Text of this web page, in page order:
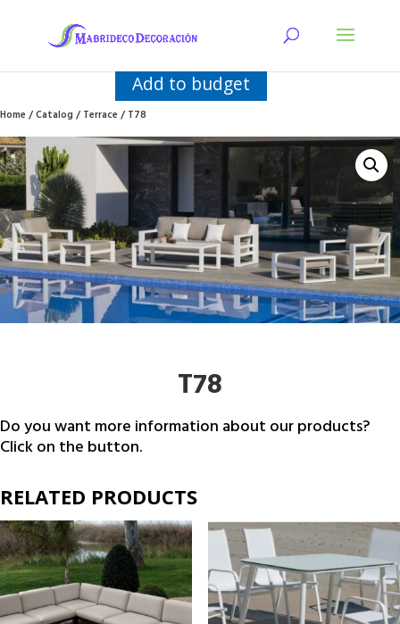
Add to budget
Home/Catalog/Terrace/ T78
T78
Do you want more information about our products?
Click on the button.
RELATED PRODUCTS